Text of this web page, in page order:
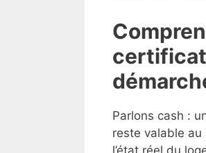
Parlons cash :
reste valable au
l’état réel du